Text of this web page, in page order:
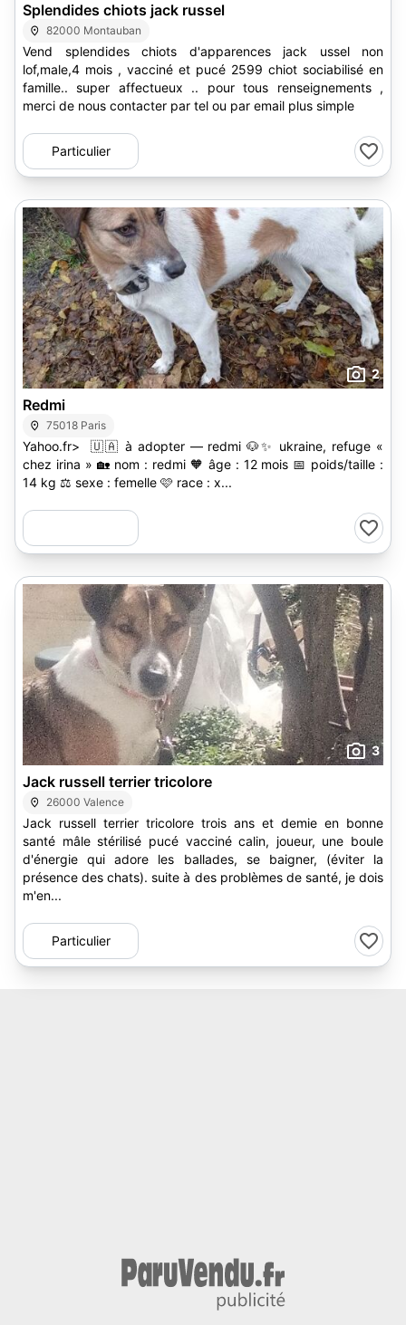
Splendides chiots jack russel
82000 Montauban
Vend splendides chiots d'apparences jack ussel non
lof,male,4 mois , vacciné et pucé 2599 chiot sociabilisé en
famille.. super affectueux .. pour tous renseignements ,
merci de nous contacter par tel ou par email plus simple
Particulier
2
Redmi
75018 Paris
Yahoo.fr> 🇺🇦 à adopter — redmi 🐶✨ ukraine, refuge «
chez irina » 🏡 nom : redmi 🧡 âge : 12 mois 📅 poids/taille :
14 kg ⚖️ sexe : femelle 🩷 race : x...
3
Jack russell terrier tricolore
26000 Valence
Jack russell terrier tricolore trois ans et demie en bonne
santé mâle stérilisé pucé vacciné calin, joueur, une boule
d'énergie qui adore les ballades, se baigner, (éviter la
présence des chats). suite à des problèmes de santé, je dois
m'en...
Particulier